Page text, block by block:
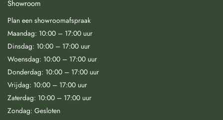
Showroom
Plan een showroomafspraak
Maandag: 10:00 – 17:00 uur
Dinsdag: 10:00 – 17:00 uur
Woensdag: 10:00 – 17:00 uur
Donderdag: 10:00 – 17:00 uur
Vrijdag: 10:00 – 17:00 uur
Zaterdag: 10:00 – 17:00 uur
Zondag: Gesloten